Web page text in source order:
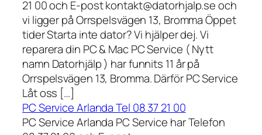
21 00 och E-post kontakt@datorhjalp.se och
vi ligger på Orrspelsvägen 13, Bromma Öppet
tider Starta inte dator? Vi hjälper dej. Vi
reparera din PC & Mac PC Service ( Nytt
namn Datorhjälp ) har funnits 11 år på
Orrspelsvägen 13, Bromma. Därför PC Service
Låt oss […]
PC Service Arlanda Tel 08 37 21 00
PC Service Arlanda PC Service har Telefon